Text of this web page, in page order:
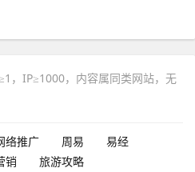
，IP≥1000，内容属同类网站，无
络推广 周易
易经
销
旅游攻略